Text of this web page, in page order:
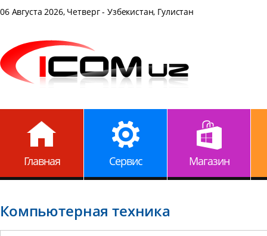
06 Августа 2026, Четверг - Узбекистан, Гулистан
Главная Сервис Магазин
Компьютерная техника